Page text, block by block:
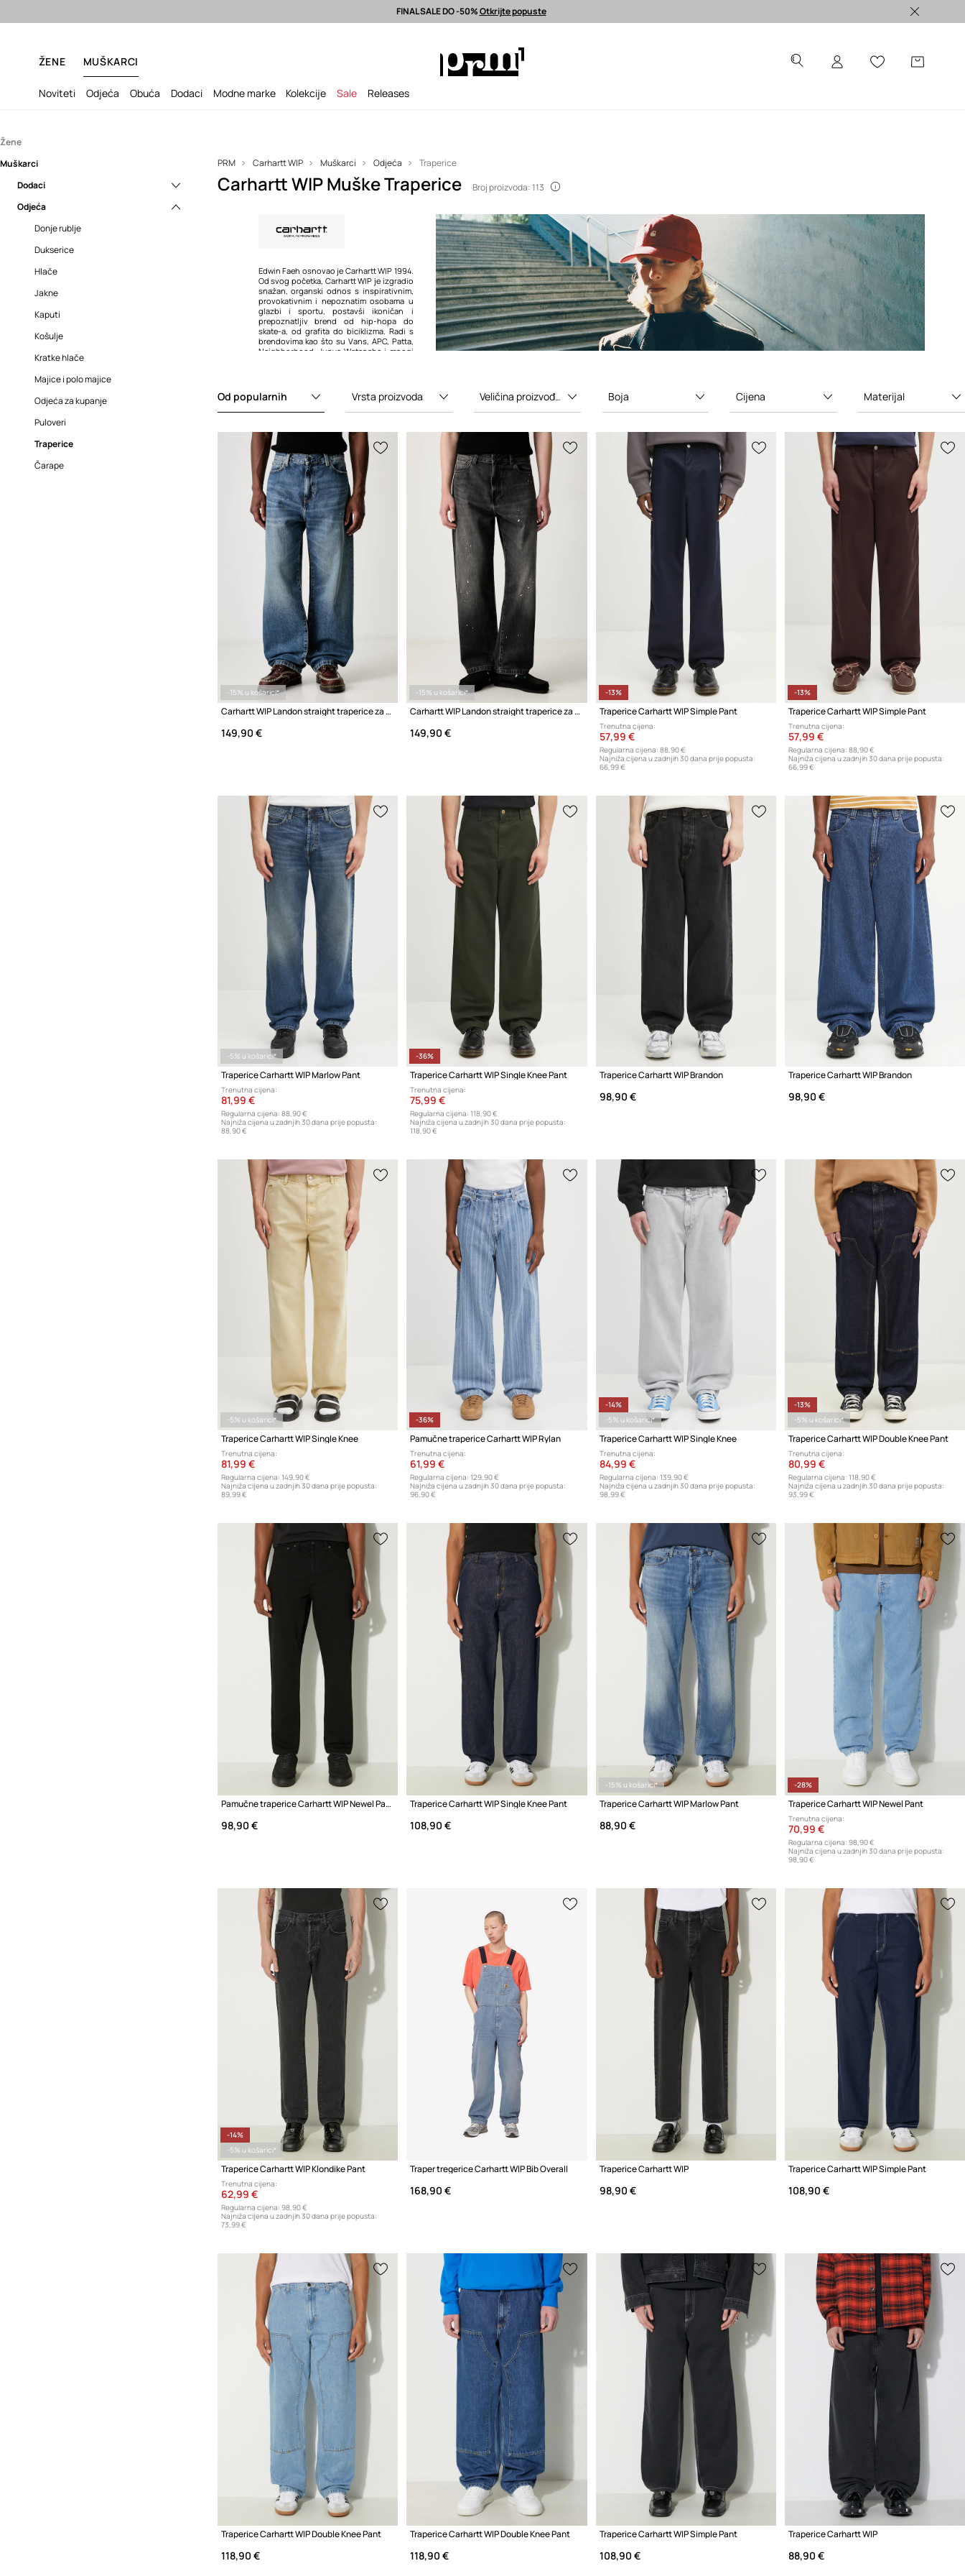
Besplatna dostava od 80 EUR > Odabrane premium modne marke >
FINAL SALE DO -50%Otkrijte popuste
ŽENE MUŠKARCI
Noviteti Odjeća Obuća Dodaci Modne marke Kolekcije Sale Releases
Žene
Dodaci
Gadgeti i dodaci
Kape i šeširi
Nakit
Novčanici
Remeni
Ruksaci
Šalovi
Torbe
Torbe oko struka
Ženske torbe
Odjeća
Dukserice
Haljine
Hlače
Jakne
Košulje
Kratke hlače
Majice i topovi
Puloveri
Suknje
Traperice
Čarape
Muškarci
Dodaci
Gadgeti i dodaci
Kape i šeširi
Nakit
Novčanici
Remeni
Ruksaci
Šalovi
Torbe
Torbe oko struka
Odjeća
Donje rublje
Dukserice
Hlače
Jakne
Kaputi
Košulje
Kratke hlače
Majice i polo majice
Odjeća za kupanje
Puloveri
Traperice
Čarape
PRM Carhartt WIP Muškarci Odjeća Traperice
Carhartt WIP Muške Traperice Broj proizvoda: 113
Edwin Faeh osnovao je Carhartt WIP 1994.
Od svog početka, Carhartt WIP je izgradio
snažan, organski odnos s inspirativnim,
provokativnim i nepoznatim osobama u
glazbi i sportu, postavši ikoničan i
prepoznatljiv brend od hip-hopa do
skate-a, od grafita do biciklizma. Radi s
brendovima kao što su Vans, APC, Patta,
Neighborhood, Junya Watanabe i mnogi
Od popularnih Vrsta proizvoda Veličina proizvođača Boja Cijena Materijal
-15% u košarici*
Carhartt WIP Landon straight traperice za muškarce
149,90 €
-15% u košarici*
Carhartt WIP Landon straight traperice za muškarce
149,90 €
-13%
Traperice Carhartt WIP Simple Pant
Trenutna cijena:
57,99 €
Regularna cijena: 88,90 €
Najniža cijena u zadnjih 30 dana prije popusta:
66,99 €
-13%
Traperice Carhartt WIP Simple Pant
Trenutna cijena:
57,99 €
Regularna cijena: 88,90 €
Najniža cijena u zadnjih 30 dana prije popusta:
66,99 €
-5% u košarici*
Traperice Carhartt WIP Marlow Pant
Trenutna cijena:
81,99 €
Regularna cijena: 88,90 €
Najniža cijena u zadnjih 30 dana prije popusta:
88,90 €
-36%
Traperice Carhartt WIP Single Knee Pant
Trenutna cijena:
75,99 €
Regularna cijena: 118,90 €
Najniža cijena u zadnjih 30 dana prije popusta:
118,90 €
Traperice Carhartt WIP Brandon
98,90 €
Traperice Carhartt WIP Brandon
98,90 €
-5% u košarici*
Traperice Carhartt WIP Single Knee
Trenutna cijena:
81,99 €
Regularna cijena: 149,90 €
Najniža cijena u zadnjih 30 dana prije popusta:
89,99 €
-36%
Pamučne traperice Carhartt WIP Rylan
Trenutna cijena:
61,99 €
Regularna cijena: 129,90 €
Najniža cijena u zadnjih 30 dana prije popusta:
96,90 €
-14%
-5% u košarici*
Traperice Carhartt WIP Single Knee
Trenutna cijena:
84,99 €
Regularna cijena: 139,90 €
Najniža cijena u zadnjih 30 dana prije popusta:
98,99 €
-13%
-5% u košarici*
Traperice Carhartt WIP Double Knee Pant
Trenutna cijena:
80,99 €
Regularna cijena: 118,90 €
Najniža cijena u zadnjih 30 dana prije popusta:
93,99 €
Pamučne traperice Carhartt WIP Newel Pant
98,90 €
Traperice Carhartt WIP Single Knee Pant
108,90 €
-15% u košarici*
Traperice Carhartt WIP Marlow Pant
88,90 €
-28%
Traperice Carhartt WIP Newel Pant
Trenutna cijena:
70,99 €
Regularna cijena: 98,90 €
Najniža cijena u zadnjih 30 dana prije popusta:
98,90 €
-14%
-5% u košarici*
Traperice Carhartt WIP Klondike Pant
Trenutna cijena:
62,99 €
Regularna cijena: 98,90 €
Najniža cijena u zadnjih 30 dana prije popusta:
73,99 €
Traper tregerice Carhartt WIP Bib Overall
168,90 €
Traperice Carhartt WIP
98,90 €
Traperice Carhartt WIP Simple Pant
108,90 €
Traperice Carhartt WIP Double Knee Pant
118,90 €
Traperice Carhartt WIP Double Knee Pant
118,90 €
Traperice Carhartt WIP Simple Pant
108,90 €
Traperice Carhartt WIP
88,90 €